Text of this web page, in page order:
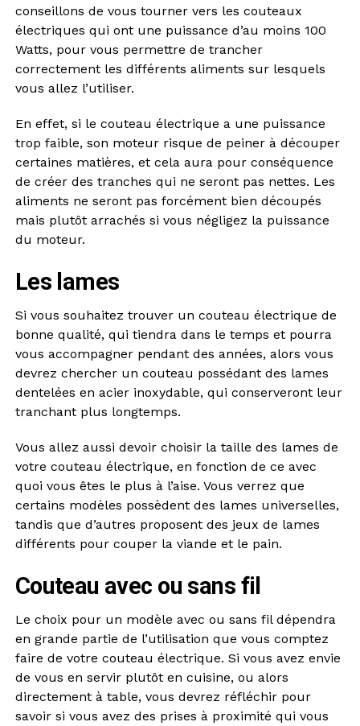
conseillons de vous tourner vers les couteaux
électriques qui ont une puissance d’au moins 100
Watts, pour vous permettre de trancher
correctement les différents aliments sur lesquels
vous allez l’utiliser.
En effet, si le couteau électrique a une puissance
trop faible, son moteur risque de peiner à découper
certaines matières, et cela aura pour conséquence
de créer des tranches qui ne seront pas nettes. Les
aliments ne seront pas forcément bien découpés
mais plutôt arrachés si vous négligez la puissance
du moteur.
Les lames
Si vous souhaitez trouver un couteau électrique de
bonne qualité, qui tiendra dans le temps et pourra
vous accompagner pendant des années, alors vous
devrez chercher un couteau possédant des lames
dentelées en acier inoxydable, qui conserveront leur
tranchant plus longtemps.
Vous allez aussi devoir choisir la taille des lames de
votre couteau électrique, en fonction de ce avec
quoi vous êtes le plus à l’aise. Vous verrez que
certains modèles possèdent des lames universelles,
tandis que d’autres proposent des jeux de lames
différents pour couper la viande et le pain.
Couteau avec ou sans fil
Le choix pour un modèle avec ou sans fil dépendra
en grande partie de l’utilisation que vous comptez
faire de votre couteau électrique. Si vous avez envie
de vous en servir plutôt en cuisine, ou alors
directement à table, vous devrez réfléchir pour
savoir si vous avez des prises à proximité qui vous